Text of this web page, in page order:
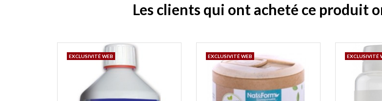
Les clients qui ont acheté ce produit
EXCLUSIVITÉ WEB EXCLUSIVITÉ WEB EXCLUSIVITÉ